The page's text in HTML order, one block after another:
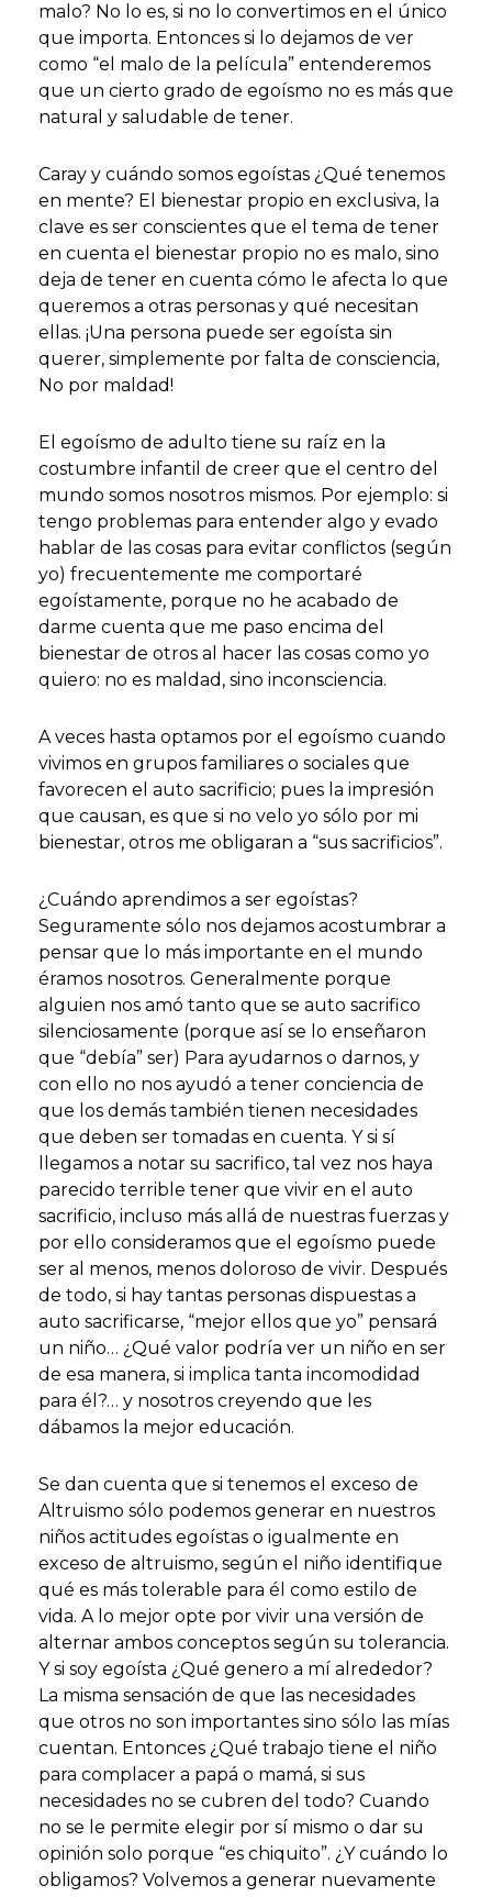
malo? No lo es, si no lo convertimos en el único
que importa. Entonces si lo dejamos de ver
como “el malo de la película” entenderemos
que un cierto grado de egoísmo no es más que
natural y saludable de tener.
Caray y cuándo somos egoístas ¿Qué tenemos
en mente? El bienestar propio en exclusiva, la
clave es ser conscientes que el tema de tener
en cuenta el bienestar propio no es malo, sino
deja de tener en cuenta cómo le afecta lo que
queremos a otras personas y qué necesitan
ellas. ¡Una persona puede ser egoísta sin
querer, simplemente por falta de consciencia,
No por maldad!
El egoísmo de adulto tiene su raíz en la
costumbre infantil de creer que el centro del
mundo somos nosotros mismos. Por ejemplo: si
tengo problemas para entender algo y evado
hablar de las cosas para evitar conflictos (según
yo) frecuentemente me comportaré
egoístamente, porque no he acabado de
darme cuenta que me paso encima del
bienestar de otros al hacer las cosas como yo
quiero: no es maldad, sino inconsciencia.
A veces hasta optamos por el egoísmo cuando
vivimos en grupos familiares o sociales que
favorecen el auto sacrificio; pues la impresión
que causan, es que si no velo yo sólo por mi
bienestar, otros me obligaran a “sus sacrificios”.
¿Cuándo aprendimos a ser egoístas?
Seguramente sólo nos dejamos acostumbrar a
pensar que lo más importante en el mundo
éramos nosotros. Generalmente porque
alguien nos amó tanto que se auto sacrifico
silenciosamente (porque así se lo enseñaron
que “debía” ser) Para ayudarnos o darnos, y
con ello no nos ayudó a tener conciencia de
que los demás también tienen necesidades
que deben ser tomadas en cuenta. Y si sí
llegamos a notar su sacrifico, tal vez nos haya
parecido terrible tener que vivir en el auto
sacrificio, incluso más allá de nuestras fuerzas y
por ello consideramos que el egoísmo puede
ser al menos, menos doloroso de vivir. Después
de todo, si hay tantas personas dispuestas a
auto sacrificarse, “mejor ellos que yo” pensará
un niño… ¿Qué valor podría ver un niño en ser
de esa manera, si implica tanta incomodidad
para él?… y nosotros creyendo que les
dábamos la mejor educación.
Se dan cuenta que si tenemos el exceso de
Altruismo sólo podemos generar en nuestros
niños actitudes egoístas o igualmente en
exceso de altruismo, según el niño identifique
qué es más tolerable para él como estilo de
vida. A lo mejor opte por vivir una versión de
alternar ambos conceptos según su tolerancia.
Y si soy egoísta ¿Qué genero a mí alrededor?
La misma sensación de que las necesidades
que otros no son importantes sino sólo las mías
cuentan. Entonces ¿Qué trabajo tiene el niño
para complacer a papá o mamá, si sus
necesidades no se cubren del todo? Cuando
no se le permite elegir por sí mismo o dar su
opinión solo porque “es chiquito”. ¿Y cuándo lo
obligamos? Volvemos a generar nuevamente